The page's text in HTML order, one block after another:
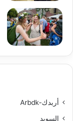
أربدك-Arbdk
السويد